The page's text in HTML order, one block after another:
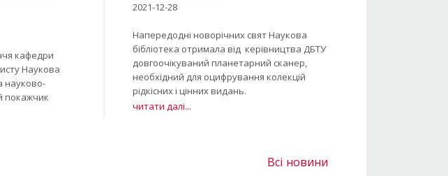
кафедри
Наукова
науково-
покажчик
2021-12-28
Напередодні новорічних свят Наукова
бібліотека отримала від керівництва ДБТУ
довгоочікуваний планетарний сканер,
необхідний для оцифрування колекцій
рідкісних і цінних видань.
читати далі...
Всі новини